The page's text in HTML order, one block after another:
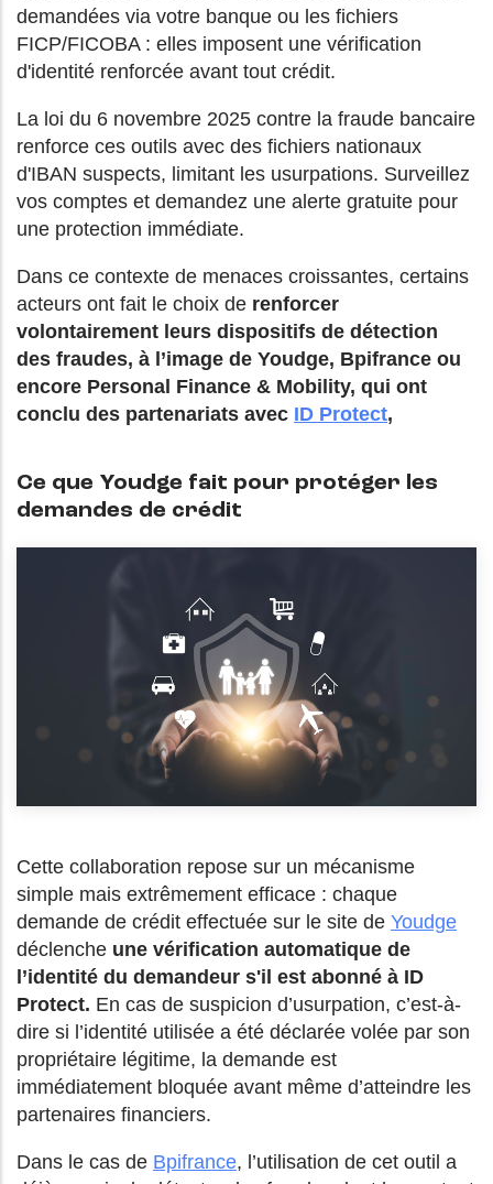
demandées via votre banque ou les fichiers
FICP/FICOBA : elles imposent une vérification
d'identité renforcée avant tout crédit.
La loi du 6 novembre 2025 contre la fraude bancaire
renforce ces outils avec des fichiers nationaux
d'IBAN suspects, limitant les usurpations. Surveillez
vos comptes et demandez une alerte gratuite pour
une protection immédiate.
Dans ce contexte de menaces croissantes, certains
acteurs ont fait le choix de renforcer
volontairement leurs dispositifs de détection
des fraudes, à l’image de Youdge, Bpifrance ou
encore Personal Finance & Mobility, qui ont
conclu des partenariats avec ID Protect,
Ce que Youdge fait pour protéger les
demandes de crédit
Cette collaboration repose sur un mécanisme
simple mais extrêmement efficace : chaque
demande de crédit effectuée sur le site de Youdge
déclenche une vérification automatique de
l’identité du demandeur s'il est abonné à ID
Protect. En cas de suspicion d’usurpation, c’est-à-
dire si l’identité utilisée a été déclarée volée par son
propriétaire légitime, la demande est
immédiatement bloquée avant même d’atteindre les
partenaires financiers.
Dans le cas de Bpifrance, l’utilisation de cet outil a